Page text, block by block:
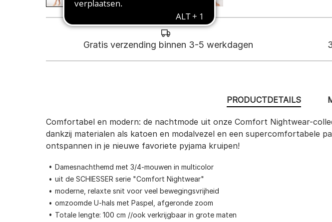
Gratis verzending binnen 3-5 werkdagen
PRODUCTDETAILS
Comfortabel en modern: de nachtmode uit onze Comfort Nightwear-
dankzij materialen als katoen en modalvezel en een supercomfortabele
ontspannen in je nieuwe favoriete pyjama kruipen!
Damesnachthemd met 3/4-mouwen in multicolor
uit de SCHIESSER serie "Comfort Nightwear"
moderne, relaxte snit voor veel bewegingsvrijheid
omzoomde U-hals met Paspel, afgeronde zoom
Totale lengte: 100 cm //ook verkrijgbaar in grote maten